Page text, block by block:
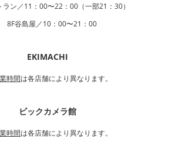
ラン／11：00〜22：00（一部21：30）
8F谷島屋／10：00〜21：00
EKIMACHI
時間は各店舗により異なります。
ビックカメラ館
時間は各店舗により異なります。